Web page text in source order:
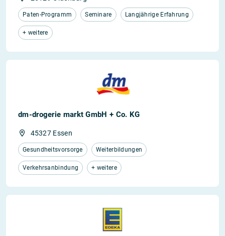
Paten-Programm Seminare Langjährige Erfahrung
+ weitere
dm-drogerie markt GmbH + Co. KG
45327 Essen
Gesundheitsvorsorge Weiterbildungen
Verkehrsanbindung + weitere